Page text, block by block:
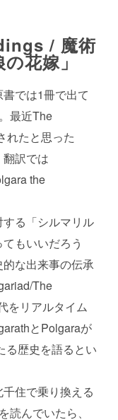
/ 魔術
花嫁」
では1冊で出て
最近The
れたと思った
訳では
the
る「シルマリル
もいいだろう
な出来事の伝承
The
をリアルタイム
とPolgaraが
る歴史を語るとい
住で乗り換える
んでいたら、